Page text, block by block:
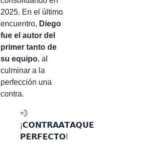
2025. En el último
encuentro, Diego
fue el autor del
primer tanto de
su equipo, al
culminar a la
perfección una
contra.
💨
¡𝗖𝗢𝗡𝗧𝗥𝗔𝗔𝗧𝗔𝗤𝗨𝗘
𝗣𝗘𝗥𝗙𝗘𝗖𝗧𝗢!